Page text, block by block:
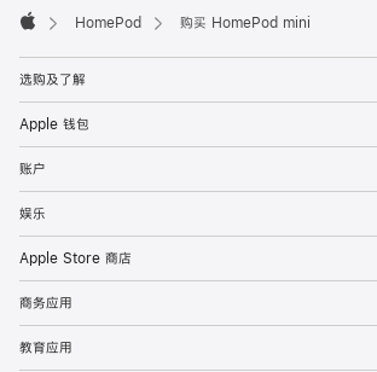
HomePod 购买 HomePod mini
选购及了解
Apple 钱包
账户
娱乐
Apple Store 商店
商务应用
教育应用